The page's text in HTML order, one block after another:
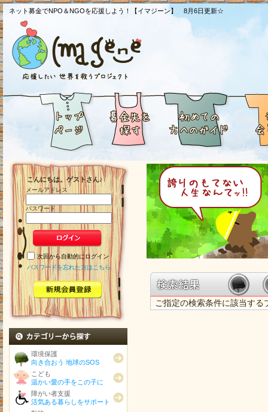
ネット募金でNPO＆NGOを応援しよう！【イマジーン】 8月6日更新☆
こんにちは。ゲストさん♪
メールアドレス
パスワード
次回から自動的にログイン
パスワードを忘れた方はこちら
環境保護
向き合おう 地球のSOS
こども
温かい愛の手をこの子に
障がい者支援
活気ある暮らしをサポート
ご指定の検索条件に該当す